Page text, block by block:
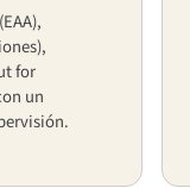
for
un